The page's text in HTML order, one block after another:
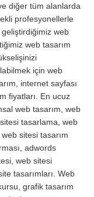
diğer tüm alanlarda
profesyonellerle
geliştirdiğimiz web
web tasarım
için web
internet sayfası
fiyatları. En ucuz
web tasarım, web
tasarlama, web
sitesi tasarım
adwords
web sitesi
tasarımları. Web
grafik tasarım